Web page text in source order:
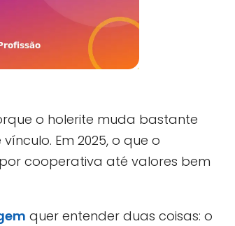
o holerite muda bastante
Em 2025, o que o
cooperativa até valores bem
quer entender duas coisas: o